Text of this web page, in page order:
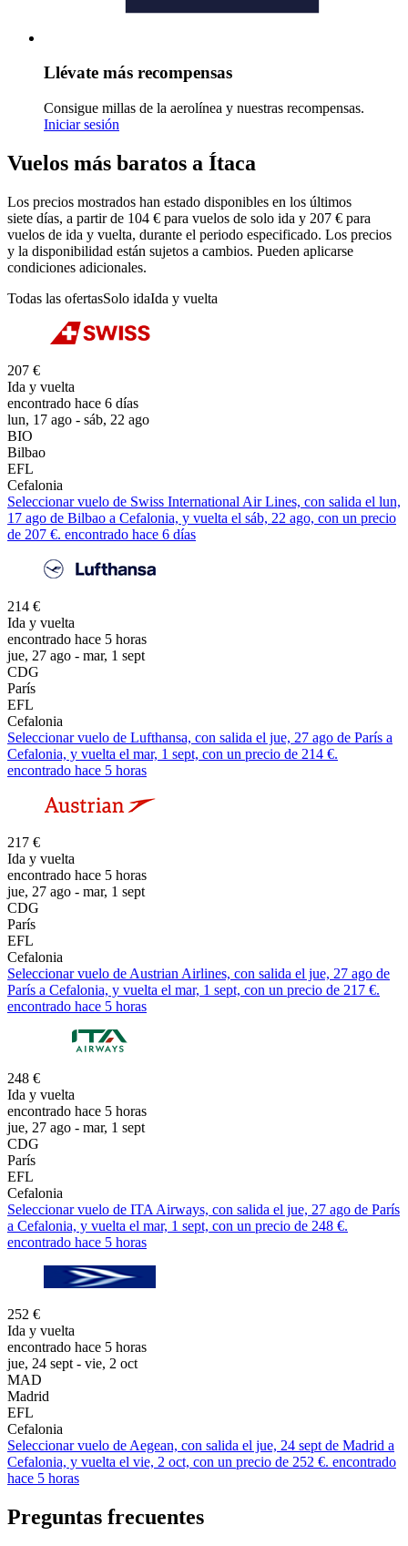
Llévate más recompensas
Consigue millas de la aerolínea y nuestras recompensas.
Iniciar sesión
Vuelos más baratos a Ítaca
Los precios mostrados han estado disponibles en los últimos
siete días, a partir de 104 € para vuelos de solo ida y 207 € para
vuelos de ida y vuelta, durante el periodo especificado. Los precios
y la disponibilidad están sujetos a cambios. Pueden aplicarse
condiciones adicionales.
Todas las ofertasSolo idaIda y vuelta
207 €
Ida y vuelta
encontrado hace 6 días
lun, 17 ago - sáb, 22 ago
BIO
Bilbao
EFL
Cefalonia
Seleccionar vuelo de Swiss International Air Lines, con salida el lun,
17 ago de Bilbao a Cefalonia, y vuelta el sáb, 22 ago, con un precio
de 207 €. encontrado hace 6 días
214 €
Ida y vuelta
encontrado hace 5 horas
jue, 27 ago - mar, 1 sept
CDG
París
EFL
Cefalonia
Seleccionar vuelo de Lufthansa, con salida el jue, 27 ago de París a
Cefalonia, y vuelta el mar, 1 sept, con un precio de 214 €.
encontrado hace 5 horas
217 €
Ida y vuelta
encontrado hace 5 horas
jue, 27 ago - mar, 1 sept
CDG
París
EFL
Cefalonia
Seleccionar vuelo de Austrian Airlines, con salida el jue, 27 ago de
París a Cefalonia, y vuelta el mar, 1 sept, con un precio de 217 €.
encontrado hace 5 horas
248 €
Ida y vuelta
encontrado hace 5 horas
jue, 27 ago - mar, 1 sept
CDG
París
EFL
Cefalonia
Seleccionar vuelo de ITA Airways, con salida el jue, 27 ago de París
a Cefalonia, y vuelta el mar, 1 sept, con un precio de 248 €.
encontrado hace 5 horas
252 €
Ida y vuelta
encontrado hace 5 horas
jue, 24 sept - vie, 2 oct
MAD
Madrid
EFL
Cefalonia
Seleccionar vuelo de Aegean, con salida el jue, 24 sept de Madrid a
Cefalonia, y vuelta el vie, 2 oct, con un precio de 252 €. encontrado
hace 5 horas
Preguntas frecuentes